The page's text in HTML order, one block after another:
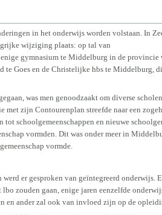
in het onderwijs worden volstaan. In
wijziging plaats: op tal van
gymnasium te Middelburg in de provincie
te Goes en de Christelijke hbs te Middelburg,
was men genoodzaakt om diverse
zijn Contourenplan streefde naar een
schoolgemeenschappen en nieuwe
vormden. Dit was onder meer in
vormde.
er gesproken van geïntegreerd onderwijs.
zouden gaan, enige jaren eenzelfde
ander zal ook van invloed zijn op de